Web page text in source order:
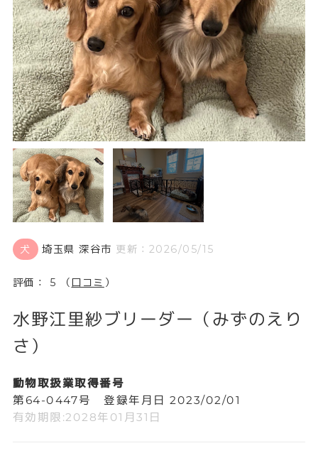
犬 埼玉県 深谷市 更新：2026/05/15
評価： 5 （口コミ ）
水野江里紗ブリーダー（みずのえり
さ）
動物取扱業取得番号
第64-0447号 登録年月日 2023/02/01
有効期限:2028年01月31日